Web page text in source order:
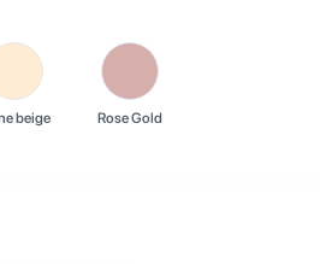
beige Rose Gold